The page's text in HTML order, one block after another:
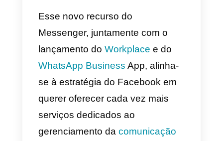
Embora o plug-in permita que
uma pessoa converse
diretamente no site, o bate-papo
é salvo nas conversas do
histórico do usuário, permitindo
queele retome a conversa